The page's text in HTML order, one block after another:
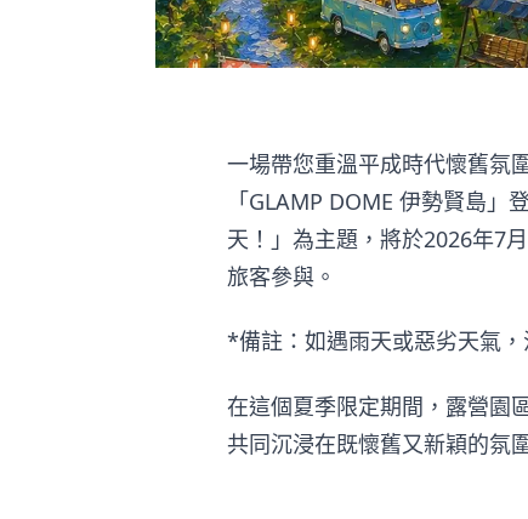
一場帶您重溫平成時代懷舊氛
「GLAMP DOME 伊勢賢島
天！」為主題，將於2026年7
旅客參與。
*備註：如遇雨天或惡劣天氣，
在這個夏季限定期間，露營園
共同沉浸在既懷舊又新穎的氛